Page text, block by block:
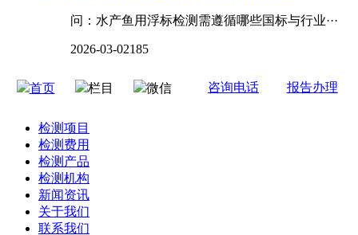
问：水产鱼用浮标检测需遵循哪些国标与行业···
2026-03-02185
首页 栏目 微信 咨询电话 报告办理
检测项目
检测费用
检测产品
检测机构
新闻资讯
关于我们
联系我们